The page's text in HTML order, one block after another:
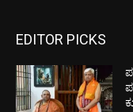
EDITOR PICKS